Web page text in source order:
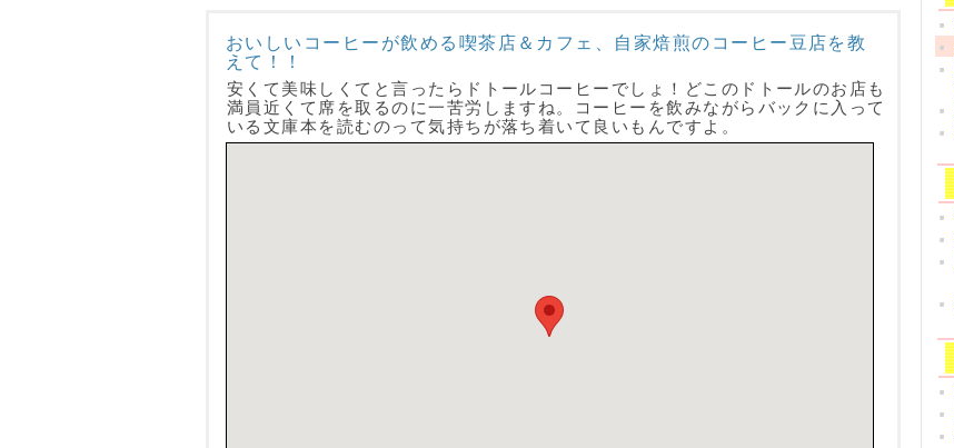
おいしいコーヒーが飲める喫茶店＆カフェ、自家焙煎のコーヒー豆店を教
えて！！
安くて美味しくてと言ったらドトールコーヒーでしょ！どこのドトールのお店も
満員近くて席を取るのに一苦労しますね。コーヒーを飲みながらバックに入って
いる文庫本を読むのって気持ちが落ち着いて良いもんですよ。